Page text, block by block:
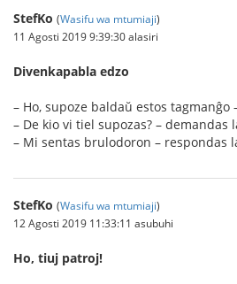
StefKo (Wasifu wa mtumiaji)
11 Agosti 2019 9:39:30 alasiri
Divenkapabla edzo
– Ho, supoze baldaŭ estos tagmanĝo
– De kio vi tiel supozas? – demandas
– Mi sentas brulodoron – respondas
StefKo (Wasifu wa mtumiaji)
12 Agosti 2019 11:33:11 asubuhi
Ho, tiuj patroj!